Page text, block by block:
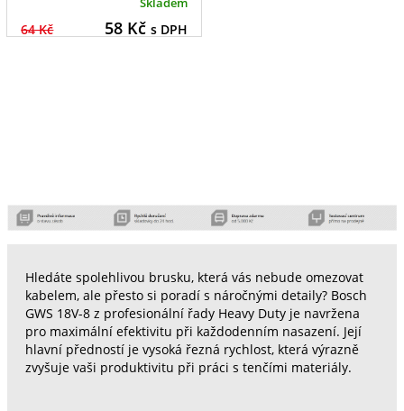
64 Kč 58Kč s DPH
Hledáte spolehlivou brusku, která vás nebude omezovat
kabelem, ale přesto si poradí s náročnými detaily? Bosch
GWS 18V-8 z profesionální řady Heavy Duty je navržena
pro maximální efektivitu při každodenním nasazení. Její
hlavní předností je vysoká řezná rychlost, která výrazně
zvyšuje vaši produktivitu při práci s tenčími materiály.